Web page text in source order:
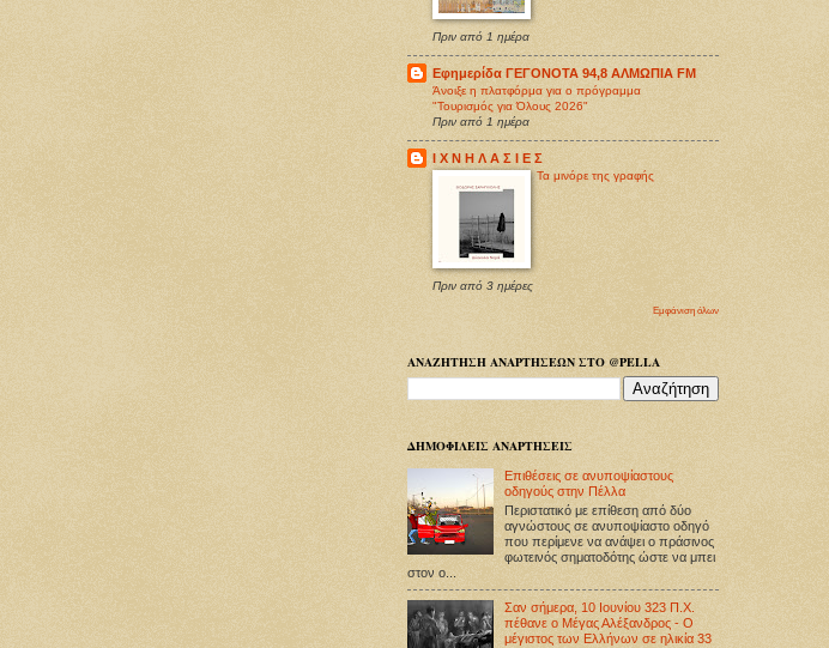
Πριν από 1 ημέρα
Εφημερίδα ΓΕΓΟΝΟΤΑ 94,8 ΑΛΜΩΠΙΑ FM
Άνοιξε η πλατφόρμα για ο πρόγραμμα
"Τουρισμός για Όλους 2026"
Πριν από 1 ημέρα
Ι Χ Ν Η Λ Α Σ Ι Ε Σ
Τα μινόρε της γραφής
Πριν από 3 ημέρες
Εμφάνιση όλων
ΑΝΑΖΗΤΗΣΗ ΑΝΑΡΤΗΣΕΩΝ ΣΤΟ @PELLA
ΔΗΜΟΦΙΛΕΙΣ ΑΝΑΡΤΗΣΕΙΣ
Επιθέσεις σε ανυποψίαστους
οδηγούς στην Πέλλα
Περιστατικό με επίθεση από δύο
αγνώστους σε ανυποψίαστο οδηγό
που περίμενε να ανάψει ο πράσινος
φωτεινός σηματοδότης ώστε να μπει
στον ο...
Σαν σήμερα, 10 Ιουνίου 323 Π.Χ.
πέθανε ο Μέγας Αλέξανδρος - Ο
μέγιστος των Ελλήνων σε ηλικία 33